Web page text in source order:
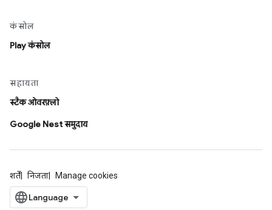
कंसोल
Play कंसोल
सहायता
स्टैक ओवरफ़्लो
Google Nest समुदाय
शर्तें निजता Manage cookies